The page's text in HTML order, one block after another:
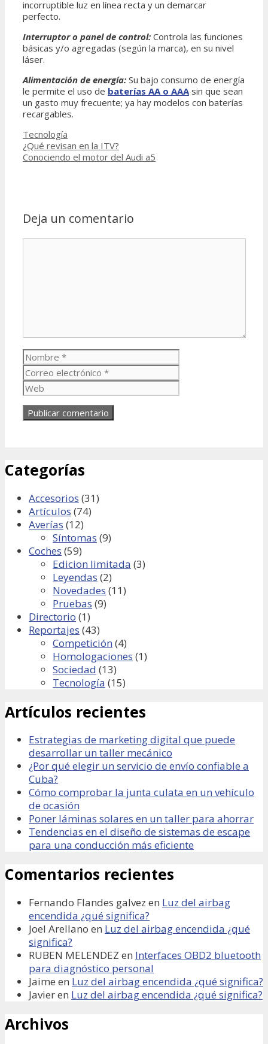
incorruptible luz en línea recta y un demarcar
perfecto.
Interruptor o panel de control: Controla las funciones
básicas y/o agregadas (según la marca), en su nivel
láser.
Alimentación de energía: Su bajo consumo de energía
le permite el uso de baterías AA o AAAsin que sean
un gasto muy frecuente; ya hay modelos con baterías
recargables.
Categorías
Tecnología
¿Qué revisan en la ITV?
Conociendo el motor del Audi a5
Deja un comentario
Nombre
electrónico
Categorías
Accesorios (31)
Artículos (74)
Averías (12)
Síntomas (9)
Coches (59)
Edicion limitada (3)
Leyendas (2)
Novedades (11)
Pruebas (9)
Directorio (1)
Reportajes (43)
Competición (4)
Homologaciones (1)
Sociedad (13)
Tecnología (15)
Artículos recientes
Estrategias de marketing digital que puede
desarrollar un taller mecánico
¿Por qué elegir un servicio de envío confiable a
Cuba?
Cómo comprobar la junta culata en un vehículo
de ocasión
Poner láminas solares en un taller para ahorrar
Tendencias en el diseño de sistemas de escape
para una conducción más eficiente
Comentarios recientes
Fernando Flandes galvez en Luz del airbag
encendida ¿qué significa?
Joel Arellano en Luz del airbag encendida ¿qué
significa?
RUBEN MELENDEZ en Interfaces OBD2 bluetooth
para diagnóstico personal
Jaime en Luz del airbag encendida ¿qué significa?
Javieren Luz del airbag encendida ¿qué significa?
Archivos